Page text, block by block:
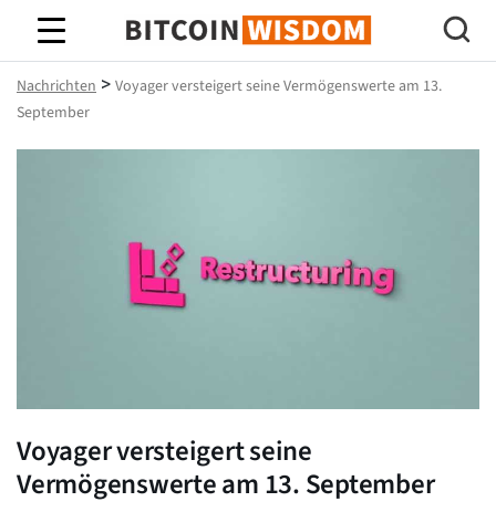
Bitcoin-Weisheit
Nachrichten > Voyager versteigert seine Vermögenswerte am 13.
September
Voyager versteigert seine
Vermögenswerte am 13. September